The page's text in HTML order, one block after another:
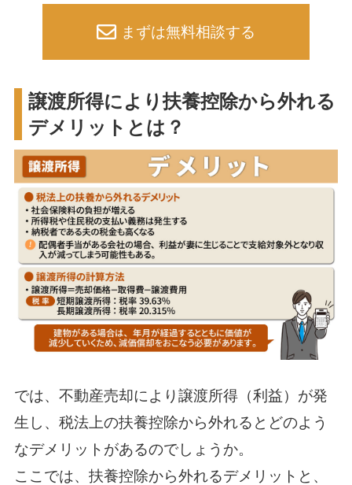
まずは無料相談する
譲渡所得により扶養控除から外れる
デメリットとは？
では、不動産売却により譲渡所得（利益）が発
生し、税法上の扶養控除から外れるとどのよう
なデメリットがあるのでしょうか。
ここでは、扶養控除から外れるデメリットと、